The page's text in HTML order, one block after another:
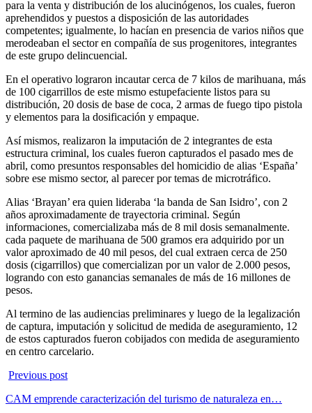
para la venta y distribución de los alucinógenos, los cuales, fueron
aprehendidos y puestos a disposición de las autoridades
competentes; igualmente, lo hacían en presencia de varios niños que
merodeaban el sector en compañía de sus progenitores, integrantes
de este grupo delincuencial.
En el operativo lograron incautar cerca de 7 kilos de marihuana, más
de 100 cigarrillos de este mismo estupefaciente listos para su
distribución, 20 dosis de base de coca, 2 armas de fuego tipo pistola
y elementos para la dosificación y empaque.
Así mismos, realizaron la imputación de 2 integrantes de esta
estructura criminal, los cuales fueron capturados el pasado mes de
abril, como presuntos responsables del homicidio de alias ‘España’
sobre ese mismo sector, al parecer por temas de microtráfico.
Alias ‘Brayan’ era quien lideraba ‘la banda de San Isidro’, con 2
años aproximadamente de trayectoria criminal. Según
informaciones, comercializaba más de 8 mil dosis semanalmente.
cada paquete de marihuana de 500 gramos era adquirido por un
valor aproximado de 40 mil pesos, del cual extraen cerca de 250
dosis (cigarrillos) que comercializan por un valor de 2.000 pesos,
logrando con esto ganancias semanales de más de 16 millones de
pesos.
Al termino de las audiencias preliminares y luego de la legalización
de captura, imputación y solicitud de medida de aseguramiento, 12
de estos capturados fueron cobijados con medida de aseguramiento
en centro carcelario.
Previous post
CAM emprende caracterización del turismo de naturaleza en…